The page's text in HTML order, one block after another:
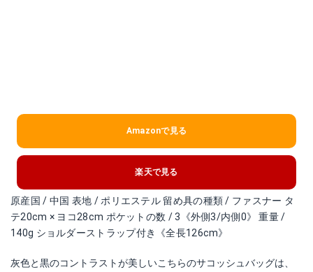
Amazonで見る
楽天で見る
原産国 / 中国 表地 / ポリエステル 留め具の種類 / ファスナー タ
テ20cm × ヨコ28cm ポケットの数 / 3《外側3/内側0》 重量 /
140g ショルダーストラップ付き《全長126cm》
灰色と黒のコントラストが美しいこちらのサコッシュバッグは、